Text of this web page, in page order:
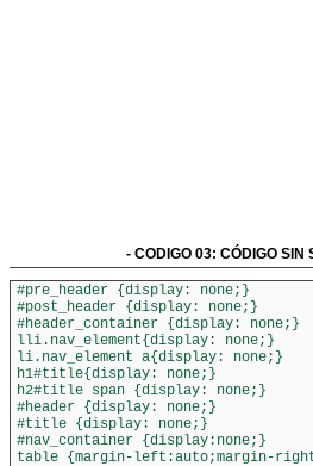
- CODIGO 03: CÓDIGO SIN